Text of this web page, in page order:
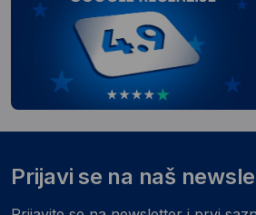
Prijavi se na naš